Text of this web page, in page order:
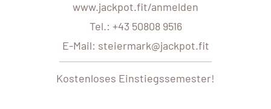
www.jackpot.fit/anmelden
Tel.: +43 50808 9516
E-Mail: steiermark@jackpot.fit
Kostenloses Einstiegssemester!